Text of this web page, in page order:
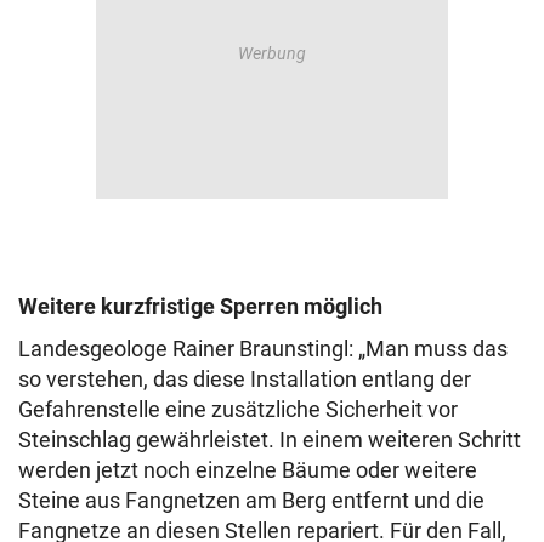
Weitere kurzfristige Sperren möglich
Landesgeologe Rainer Braunstingl: „Man muss das
so verstehen, das diese Installation entlang der
Gefahrenstelle eine zusätzliche Sicherheit vor
Steinschlag gewährleistet. In einem weiteren Schritt
werden jetzt noch einzelne Bäume oder weitere
Steine aus Fangnetzen am Berg entfernt und die
Fangnetze an diesen Stellen repariert. Für den Fall,